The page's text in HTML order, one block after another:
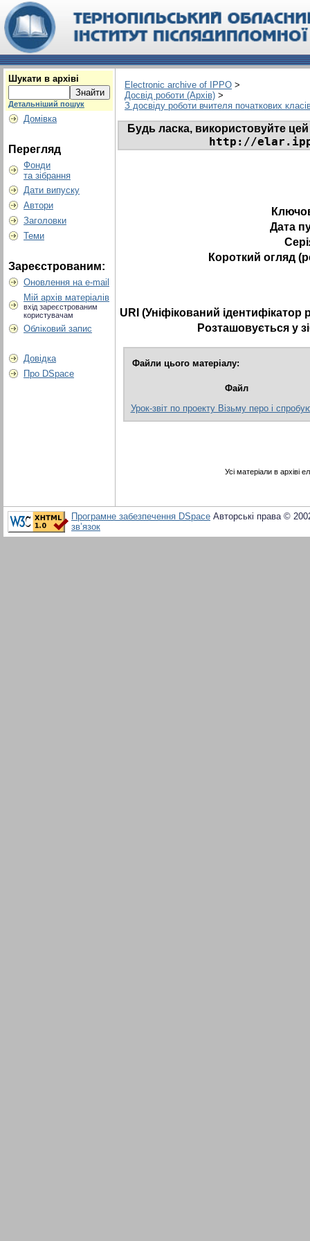
Шукати в архіві
Детальніший пошук
Домівка
Перегляд
Фонди
та зібрання
Дати випуску
Автори
Заголовки
Теми
Зареєстрованим:
Оновлення на e-mail
Мій архів матеріалів
вхід зареєстрованим
користувачам
Обліковий запис
Довідка
Про DSpace
Electronic archive of IPPO >
Досвід роботи (Архів) >
З досвіду роботи вчителя початкових
Будь ласка, використовуйте
http://
Дата
Короткий огляд
URI (Уніфікований ідентифікатор
Розташовується у
Файли цього матеріалу:
Файл
Урок-звіт по проекту Візьму перо і
Усі матеріали в архіві
Програмне забезпечення DSpace Авторські права ©
зв’язок